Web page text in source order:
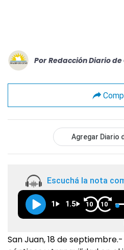
Por Redacción Diario de
Agregar Diario
Escuchá la nota
1 1.5 10 10
San Juan, 18 de